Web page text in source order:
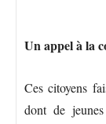
Un appel à la
Ces citoyens
dont de